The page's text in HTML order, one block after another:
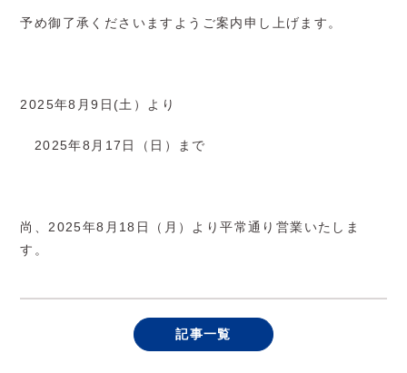
予め御了承くださいますようご案内申し上げます。
2025年8月9日(土）より
2025年8月17日（日）まで
尚、2025年8月18日（月）より平常通り営業いたしま
す。
記事一覧